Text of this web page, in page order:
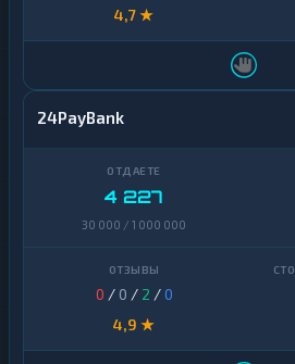
4,7 ★
24PayBank
4 227
30 000 / 1 000 000
0 / 0 / 2 /0
4,9 ★